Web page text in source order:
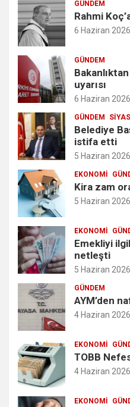
GÜNDEM
Rahmi
6 Haziran 2026
GÜNDEM
uyarısı
6 Haziran 2026
GÜNDEM
Belediye
istifa etti
5 Haziran 2026
EKONOMI
Kira zam
5 Haziran 2026
EKONOMI
Emekliyi
netleşti
5 Haziran 2026
GÜNDEM
AYM’den
4 Haziran 2026
EKONOMI
TOBB
4 Haziran 2026
EKONOMI